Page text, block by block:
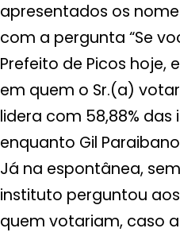
apresentados os
com a pergunta “Se
Prefeito de Picos hoje,
em quem o Sr.(a)
lidera com 58,88%
enquanto Gil
Já na espontânea,
instituto perguntou
quem votariam, caso